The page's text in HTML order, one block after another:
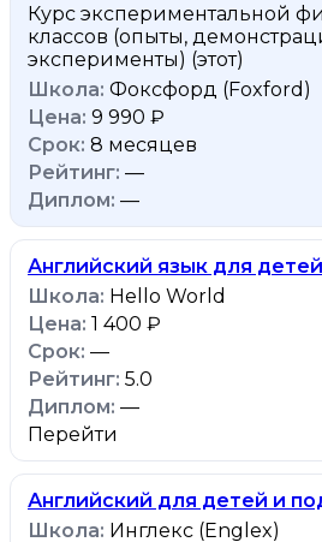
Курс экспериментальной
классов (опыты,
эксперименты) (этот)
Фоксфорд (Foxford)
9 990 ₽
8 месяцев
—
—
Английский язык для детей
Hello World
1 400 ₽
—
5.0
—
Перейти
Английский для детей и
Инглекс (Englex)